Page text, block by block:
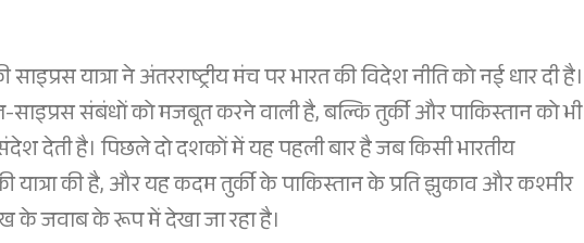
साइप्रस यात्रा ने अंतरराष्ट्रीय मंच पर भारत की विदेश नीति को नई धार दी है।
साइप्रस संबंधों को मजबूत करने वाली है, बल्कि तुर्की और पाकिस्तान को भी
देती है। पिछले दो दशकों में यह पहली बार है जब किसी भारतीय
की यात्रा की है, और यह कदम तुर्की के पाकिस्तान के प्रति झुकाव और कश्मीर
के जवाब के रूप में देखा जा रहा है।